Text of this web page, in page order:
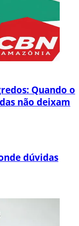
Quando o
não deixam
dúvidas